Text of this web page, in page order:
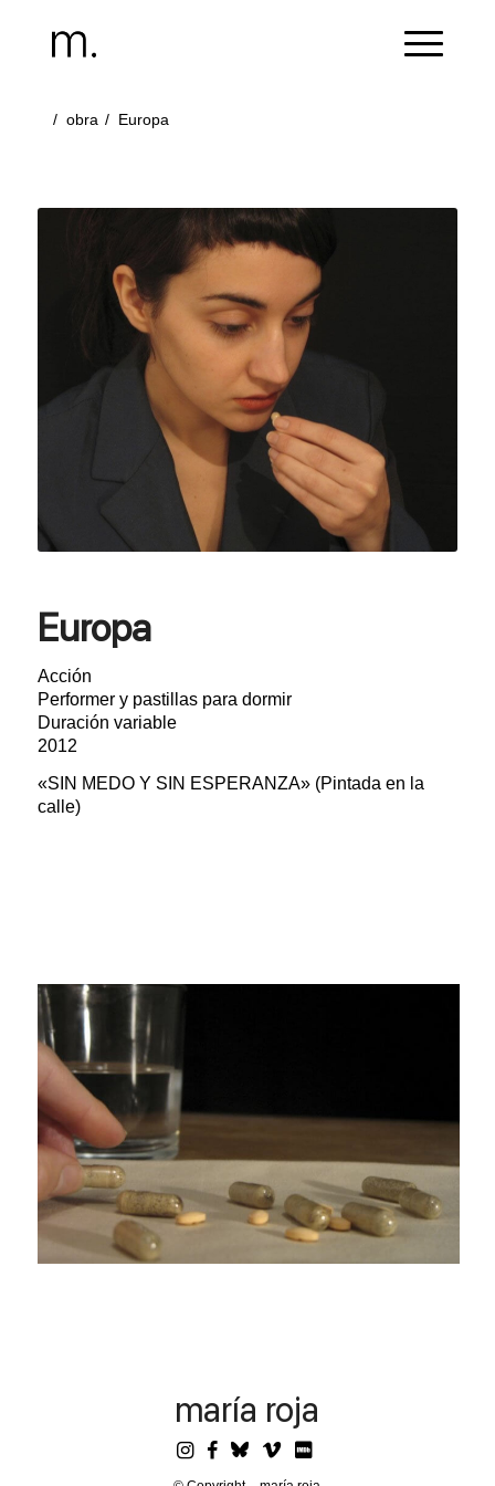
/ obra / Europa
Europa
Acción
Performer y pastillas para dormir
Duración variable
2012
«SIN MEDO Y SIN ESPERANZA» (Pintada en la
calle)
maría roja